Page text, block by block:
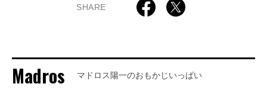
SHARE
Madros マドロス陽一のおもかじいっぱい